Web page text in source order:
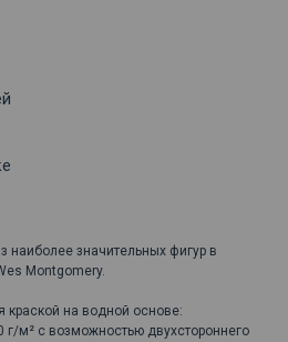
наиболее значительных фигур в
Montgomery.
краской на водной основе:
г/м² с возможностью двухстороннего